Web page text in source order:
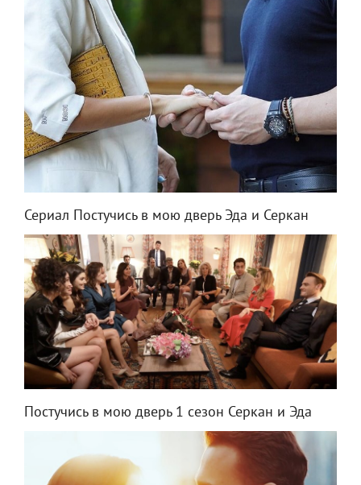
Сериал Постучись в мою дверь Эда и Серкан
Постучись в мою дверь 1 сезон Серкан и Эда